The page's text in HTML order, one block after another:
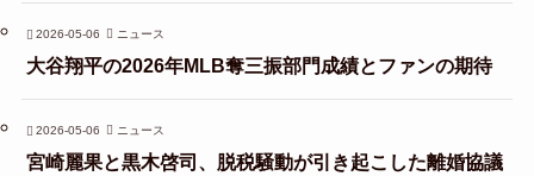
2026-05-06 ニュース
大谷翔平の2026年MLB奪三振部門成績とファンの期待
2026-05-06 ニュース
宮崎麗果と黒木啓司、脱税騒動が引き起こした離婚協議